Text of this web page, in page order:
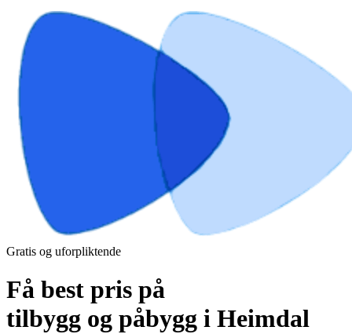
Gratis og uforpliktende
Få best pris på
tilbygg og påbygg i Heimdal